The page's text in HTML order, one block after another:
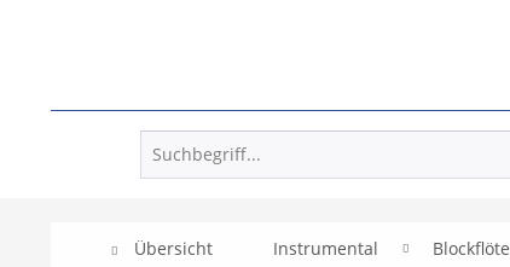
Übersicht Instrumental Blockflöte